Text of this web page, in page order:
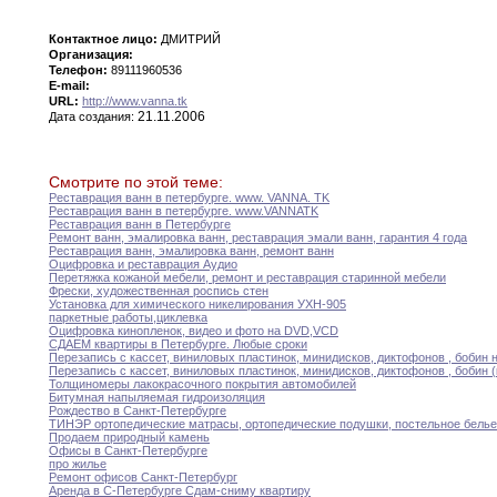
Контактное лицо: ДМИТРИЙ
Организация:
Телефон: 89111960536
E-mail:
URL: http://www.vanna.tk
Дата создания: 21.11.2006
Смотрите по этой теме:
Реставрация ванн в петербурге www. VANNA TK
Реставрация ванн в петербурге www.VANNATK
Реставрация ванн в Петербурге
Ремонт ванн эмалировка ванн реставрация эмали ванн гарантия 4 года
Реставрация ванн эмалировка ванн ремонт ванн
Оцифровка и реставрация Аудио
Перетяжка кожаной мебели ремонт и реставрация старинной мебели
Фрески художественная роспись стен
Установка для химического никелирования УХН-905
паркетные работы циклевка
Оцифровка кинопленок видео и фото на DVD VCD
СДАЕМ квартиры в Петербурге Любые сроки
Перезапись с кассет, виниловых пластинок минидисков диктофонов
бобин
Перезапись с кассет, виниловых пластинок минидисков диктофонов бобин
Толщиномеры лакокрасочного покрытия автомобилей
Битумная напыляемая гидроизоляция
Рождество в Санкт-Петербурге
ТИНЭР ортопедические матрасы ортопедические подушки постельное белье
Продаем природный камень
Офисы в Санкт-Петербурге
про жилье
Ремонт офисов Санкт-Петербург
Аренда в С-Петербурге Сдам-сниму квартиру